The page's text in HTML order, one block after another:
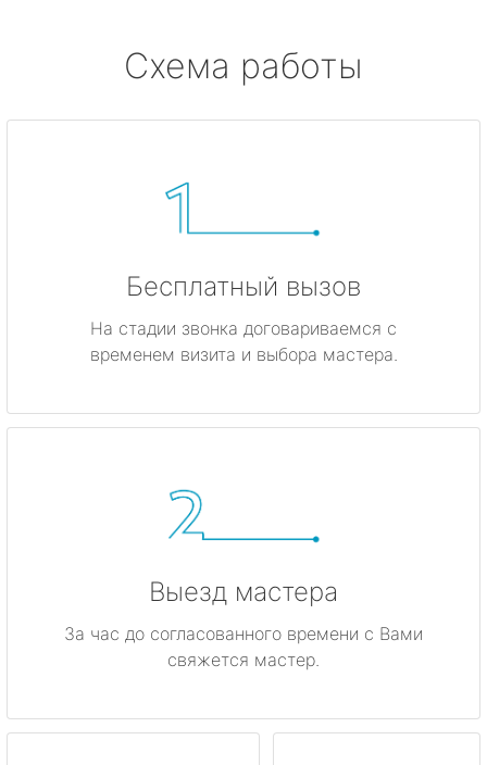
Схема работы
Бесплатный вызов
На стадии звонка договариваемся с
временем визита и выбора мастера.
Выезд мастера
За час до согласованного времени с Вами
свяжется мастер.